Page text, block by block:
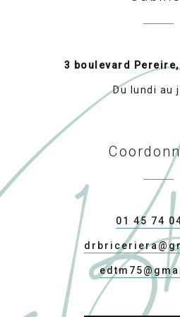
3 boulevard
Du lundi au
01 45 74